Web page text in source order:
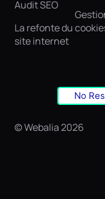
Audit SEO
La refonte du
site internet
No
© Webalia 2026